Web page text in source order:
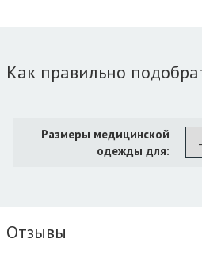
Как правильно
Размеры медицинской
одежды для:
Отзывы